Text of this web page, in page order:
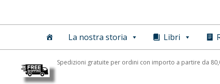
Editoriale
Scientifica
La nostra storia Libri
Spedizioni gratuite per ordini con importo a partire da